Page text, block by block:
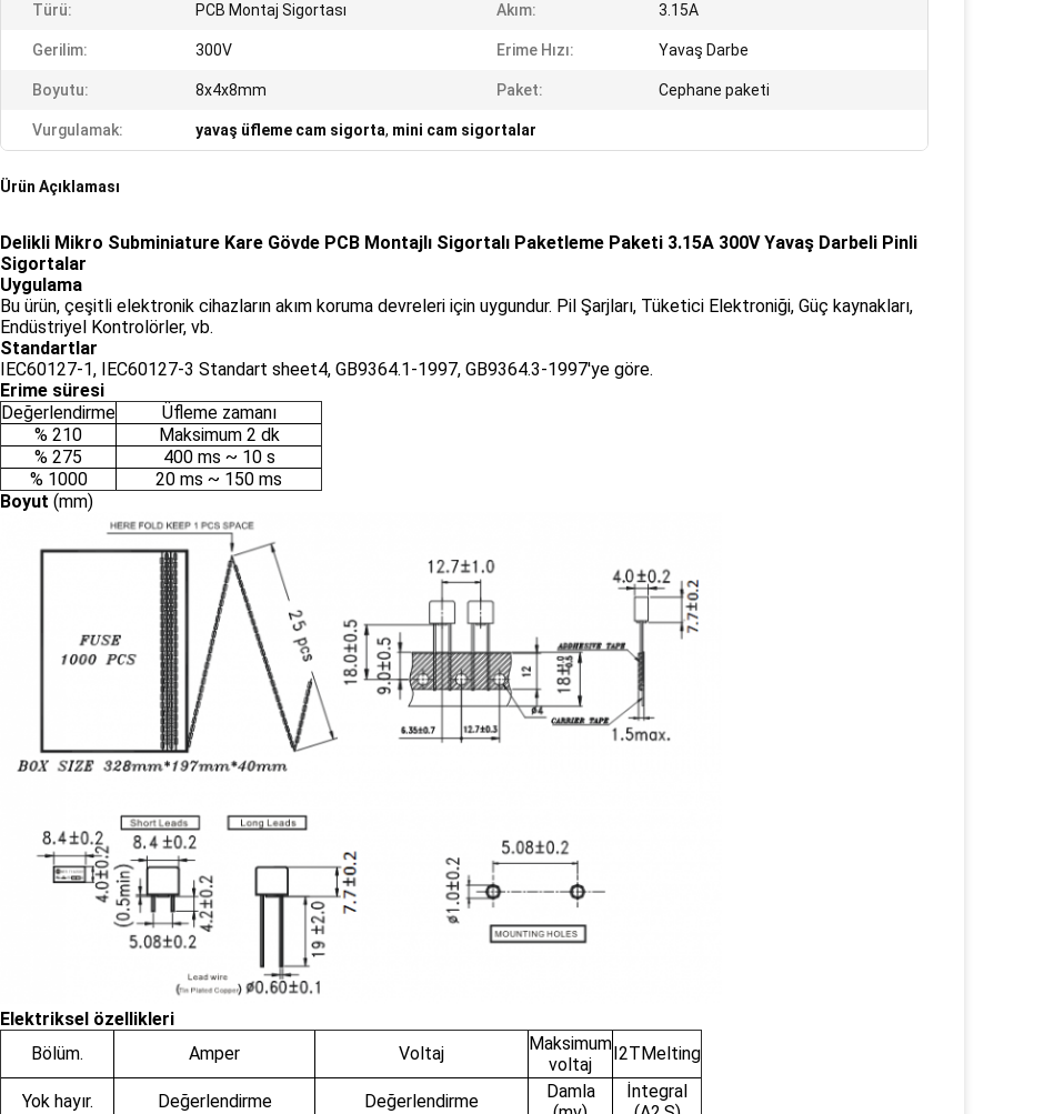
Türü: PCB Montaj Sigortası Akım: 3.15A
Gerilim: 300V Erime Hızı: Yavaş Darbe
Boyutu: 8x4x8mm Paket: Cephane paketi
Vurgulamak: yavaş üfleme cam sigorta, mini cam sigortalar
Ürün Açıklaması
Delikli Mikro Subminiature Kare Gövde PCB Montajlı Sigortalı Paketleme Paketi 3.15A 300V Yavaş Darbeli Pinli
Sigortalar
Uygulama
Bu ürün, çeşitli elektronik cihazların akım koruma devreleri için uygundur. Pil Şarjları, Tüketici Elektroniği, Güç kaynakları,
Endüstriyel Kontrolörler, vb.
Standartlar
IEC60127-1, IEC60127-3 Standart sheet4, GB9364.1-1997, GB9364.3-1997'ye göre.
Erime süresi
Değerlendirme
Üfleme zamanı
% 210
Maksimum 2 dk
% 275
400 ms ~ 10 s
% 1000
20 ms ~ 150 ms
Boyut (mm)
Elektriksel özellikleri
Bölüm.
Amper Voltaj
Maksimum
voltaj
I2TMelting
Yok hayır. Değerlendirme Değerlendirme
Damla
İntegral